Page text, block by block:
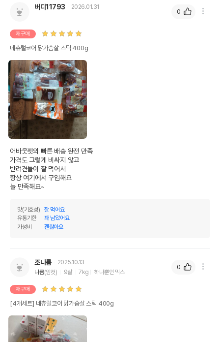
영양정보
조단백질 63.89%
조섬유질 0%
조회분
칼슘
버디11793 2026.01.31
재구매
네츄럴코어 닭가슴살 스틱 400g
어바웃펫의 빠른 배송 완전 만족
가격도 그렇게 비싸지 않고
반려견들이 잘 먹어서
항상 여기에서 구입해요
늘 만족해요~
맛(기호성)
잘 먹어요
유통기한
꽤 남았어요
가성비
괜찮아요
0
조나름
2025.10.13
나름(암컷) 9살 7kg 하나뿐인 믹스
재구매
[4개세트] 네츄럴코어 닭가슴살 스틱 400g
0